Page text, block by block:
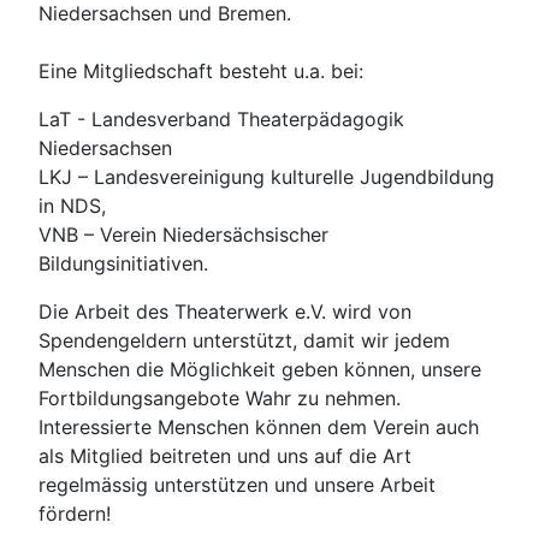
Niedersachsen und Bremen.
Eine Mitgliedschaft besteht u.a. bei:
LaT - Landesverband Theaterpädagogik
Niedersachsen
LKJ – Landesvereinigung kulturelle Jugendbildung
in NDS,
VNB – Verein Niedersächsischer
Bildungsinitiativen.
Die Arbeit des Theaterwerk e.V. wird von
Spendengeldern unterstützt, damit wir jedem
Menschen die Möglichkeit geben können, unsere
Fortbildungsangebote Wahr zu nehmen.
Interessierte Menschen können dem Verein auch
als Mitglied beitreten und uns auf die Art
regelmässig unterstützen und unsere Arbeit
fördern!